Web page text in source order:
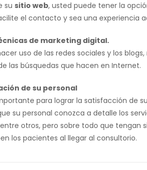
su sitio web, usted puede tener la
el contacto y sea una experiencia
de marketing digital.
uso de las redes sociales y los
las búsquedas que hacen en Internet.
de su personal
para lograr la satisfacción de
su personal conozca a detalle los
otros, pero sobre todo que tengan
los pacientes al llegar al consultorio.